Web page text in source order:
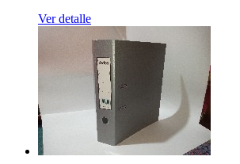
Ver detalle